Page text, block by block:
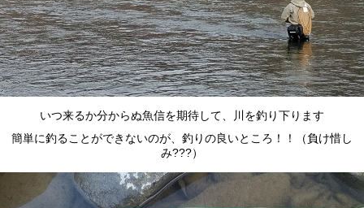
いつ来るか分からぬ魚信を期待して、川を釣り下ります
簡単に釣ることができないのが、釣りの良いところ！！（負け惜し
み???）